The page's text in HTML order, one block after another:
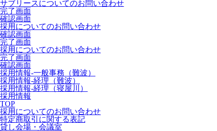
サブリースについてのお問い合わせ
完了画面
確認画面
採用についてのお問い合わせ
確認画面
完了画面
採用についてのお問い合わせ
完了画面
確認画面
採用情報-一般事務（難波）
採用情報-経理（難波）
採用情報-経理（寝屋川）
採用情報
TOP
採用についてのお問い合わせ
特定商取引に関する表記
貸し会場・会議室